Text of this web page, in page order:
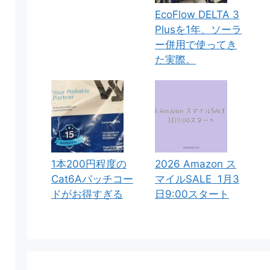
EcoFlow DELTA 3
Plusを1年、ソーラ
ー併用で使ってき
た実際。
1本200円程度の
Cat6Aパッチコー
ドがお得すぎる
2026 Amazon ス
マイルSALE 1月3
日9:00スタート